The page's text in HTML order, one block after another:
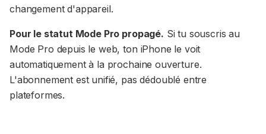
changement d'appareil.
Pour le statut Mode Pro propagé. Si tu souscris au
Mode Pro depuis le web, ton iPhone le voit
automatiquement à la prochaine ouverture.
L'abonnement est unifié, pas dédoublé entre
plateformes.